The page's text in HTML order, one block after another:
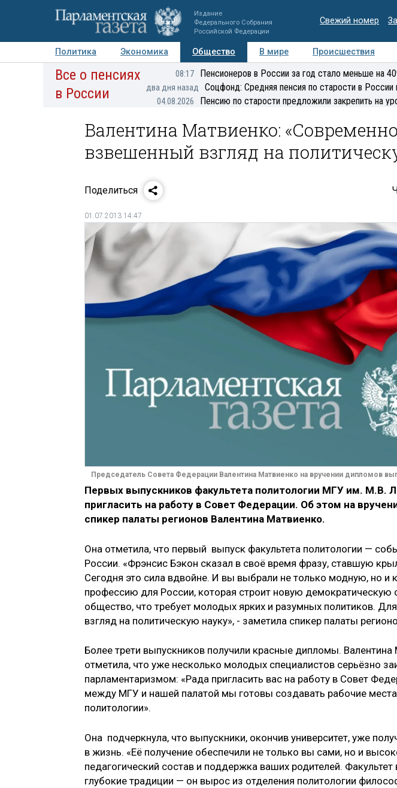
Издание
Федерального Собрания
Российской Федерации
Свежий номер
Политика Экономика Общество В мире Происшествия
Авторы Персоны Мнения Регионы Медиацентр
Все о пенсиях
в России
08:17 Пенсионеров в России за год стало меньше на
два дня назад Соцфонд: Средняя пенсия по старости в
04.08.2026 Пенсию по старости предложили закрепить на
Валентина Матвиенко:
взвешенный взгляд на
Поделиться
01.07.2013 14:47
Председатель Совета Федерации Валентина Матвиенко на вручении дипломов
Первых выпускников факультета политологии МГУ им. М.В.
пригласить на работу в Совет Федерации. Об этом на
спикер палаты регионов Валентина Матвиенко.
Она отметила, что первый выпуск факультета политологии —
России. «Фрэнсис Бэкон сказал в своё время фразу, ставшую
Сегодня это сила вдвойне. И вы выбрали не только модную, но и
профессию для России, которая строит новую демократическую
общество, что требует молодых ярких и разумных политиков.
взгляд на политическую науку», - заметила спикер палаты
Более трети выпускников получили красные дипломы.
отметила, что уже несколько молодых специалистов серьёзно
парламентаризмом: «Рада пригласить вас на работу в Совет
между МГУ и нашей палатой мы готовы создавать рабочие
политологии».
Она подчеркнула, что выпускники, окончив университет, уже
в жизнь. «Её получение обеспечили не только вы сами, но и
педагогический состав и поддержка ваших родителей.
глубокие традиции — он вырос из отделения политологии